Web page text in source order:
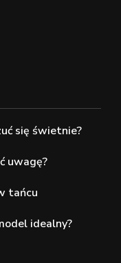
się świetnie?
uwagę?
tańcu
idealny?